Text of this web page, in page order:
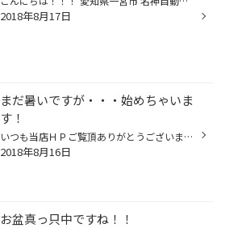
2018年8月17日
まだ暑いですが・・・始めちゃいま
す！
いつも当店ＨＰご覧頂ありがとうございます。 タイヤ館一宮バイパス店です。 まだまだ暑いですが トップ画像にもありますが 店内も、スタッドレスタイヤ展示始めました！ 早速ご予約も！！ ありがとうございます！！
2018年8月16日
お盆真っ只中ですね！！